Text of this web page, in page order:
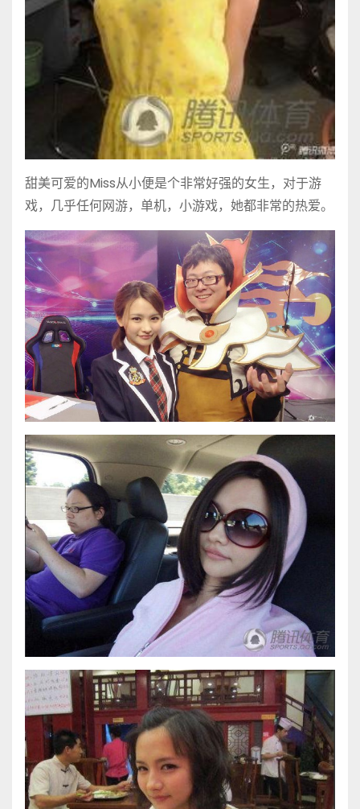
甜美可爱的Miss从小便是个非常好强的女生，对于游
戏，几乎任何网游，单机，小游戏，她都非常的热爱。